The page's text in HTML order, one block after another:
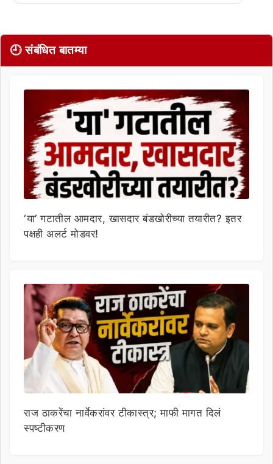
🕘 संबंधित बातम्या
‘या’ गटातील आमदार, खासदार बंडखोरीच्या तयारीत? इतर
पक्षही अलर्ट मोडवर!
राज ठाकरेंचा नार्वेकरांवर टीकास्त्र; माफी मागत दिलं
स्पष्टीकरण